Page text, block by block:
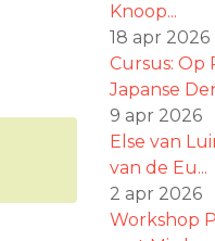
Knoop...
18 apr 2026
Cursus: Op
Japanse
9 apr 2026
Else van
van de Eu...
2 apr 2026
Workshop